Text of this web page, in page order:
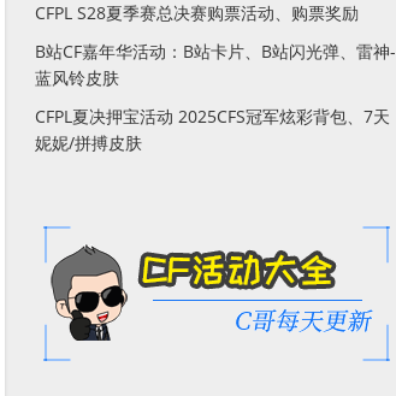
CFPL S28夏季赛总决赛购票活动、购票奖励
B站CF嘉年华活动：B站卡片、B站闪光弹、雷神-
蓝风铃皮肤
CFPL夏决押宝活动 2025CFS冠军炫彩背包、7天
妮妮/拼搏皮肤